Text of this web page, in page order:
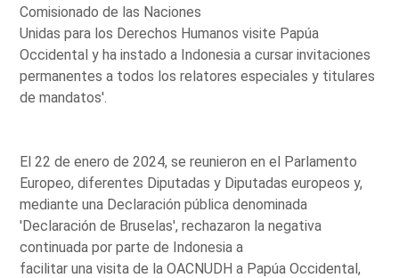
Comisionado de las Naciones
Unidas para los Derechos Humanos visite Papúa
Occidental y ha instado a Indonesia a cursar invitaciones
permanentes a todos los relatores especiales y titulares
de mandatos'.
El 22 de enero de 2024, se reunieron en el Parlamento
Europeo, diferentes Diputadas y Diputadas europeos y,
mediante una Declaración pública denominada
'Declaración de Bruselas', rechazaron la negativa
continuada por parte de Indonesia a
facilitar una visita de la OACNUDH a Papúa Occidental,